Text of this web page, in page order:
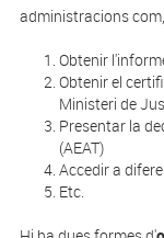
administracions
Obtenir
Obtenir el
Ministeri de
Presentar la
(AEAT)
Accedir a
Etc.